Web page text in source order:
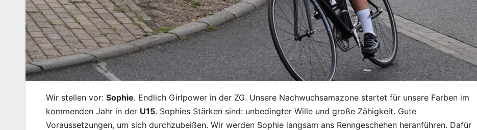
Wir stellen vor: Sophie. Endlich Girlpower in der ZG. Unsere Nachwuchsamazone startet für unsere Farben im
kommenden Jahr in der U15. Sophies Stärken sind: unbedingter Wille und große Zähigkeit. Gute
Voraussetzungen, um sich durchzubeißen. Wir werden Sophie langsam ans Renngeschehen heranführen. Dafür